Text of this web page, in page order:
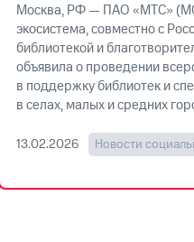
в
регионе
и акционерам
Корпоративное
управление
Корпоративный
секретарь
информации
Москва, РФ — ПАО «МТС»
экосистема, совместно с
библиотекой и
объявила о проведении
в поддержку библиотек и
в селах, малых и средних
13.02.2026 Новости